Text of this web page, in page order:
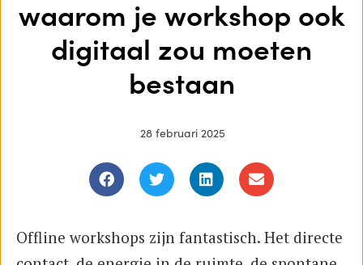
waarom je workshop ook
digitaal zou moeten
bestaan
28 februari 2025
Offline workshops zijn fantastisch. Het directe